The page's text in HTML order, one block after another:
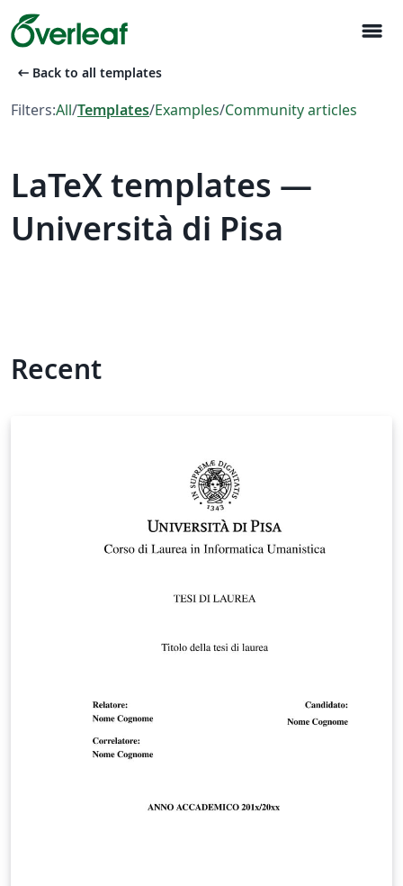
menu
arrow_left_alt Back to all templates
Filters:All/Templates/Examples/Community articles
LaTeX templates —
Università di Pisa
Recent